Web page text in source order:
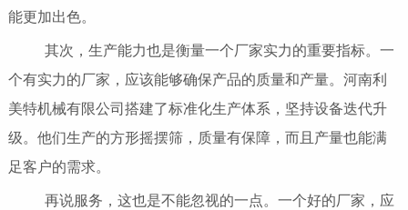
能更加出色。
其次，生产能力也是衡量一个厂家实力的重要指标。一
个有实力的厂家，应该能够确保产品的质量和产量。河南利
美特机械有限公司搭建了标准化生产体系，坚持设备迭代升
级。他们生产的方形摇摆筛，质量有保障，而且产量也能满
足客户的需求。
再说服务，这也是不能忽视的一点。一个好的厂家，应